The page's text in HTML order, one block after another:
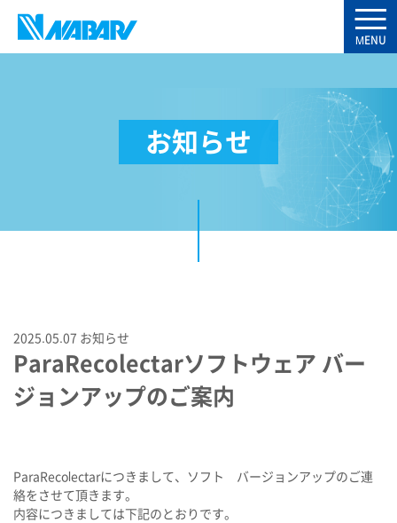
お知らせ
2025.05.07 お知らせ
ParaRecolectarソフトウェア バー
ジョンアップのご案内
ParaRecolectarにつきまして、ソフト バージョンアップのご連
絡をさせて頂きます。
内容につきましては下記のとおりです。